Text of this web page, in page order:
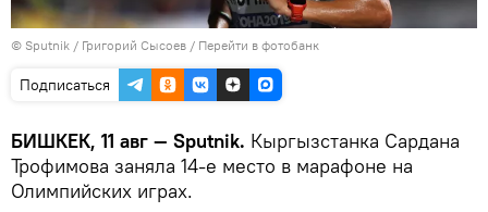
© Sputnik / Григорий Сысоев / Перейти в фотобанк
Подписаться
БИШКЕК, 11 авг — Sputnik. Кыргызстанка Сардана
Трофимова заняла 14-е место в марафоне на
Олимпийских играх.